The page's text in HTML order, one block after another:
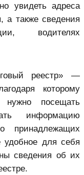
увидеть адреса
а также сведения
водителях
реестр» —
которому
нужно посещать
информацию
принадлежащих
для себя
сведения об их